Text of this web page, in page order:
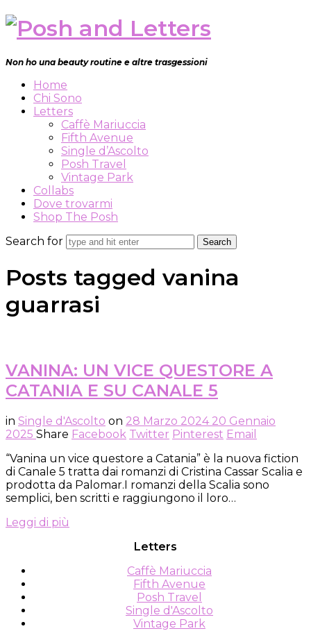
Posh
and
Letters
Non ho una beauty routine e altre trasgessioni
Home
Chi Sono
Letters
Caffè Mariuccia
Fifth Avenue
Single d’Ascolto
Posh Travel
Vintage Park
Collabs
Dove trovarmi
Shop The Posh
Search for
Posts tagged vanina
guarrasi
VANINA: UN VICE QUESTORE A
CATANIA E SU CANALE 5
in Single d'Ascolto on 28 Marzo 2024 20 Gennaio
2025 Share Facebook Twitter Pinterest Email
“Vanina un vice questore a Catania” è la nuova fiction
di Canale 5 tratta dai romanzi di Cristina Cassar Scalia e
prodotta da Palomar.I romanzi della Scalia sono
semplici, ben scritti e raggiungono il loro…
Leggi di più
Letters
Caffè Mariuccia
Fifth Avenue
Posh Travel
Single d'Ascolto
Vintage Park